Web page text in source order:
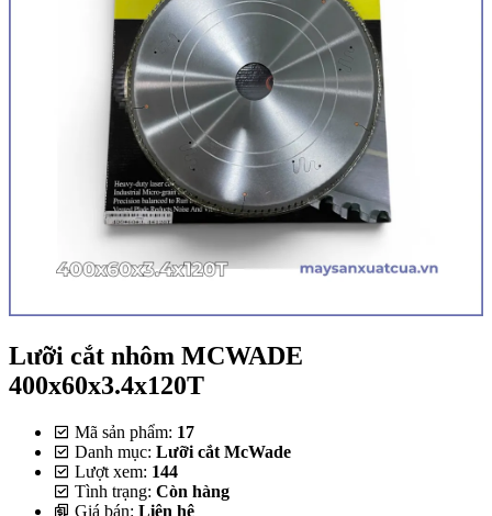
Lưỡi cắt nhôm MCWADE
400x60x3.4x120T
Mã sản phẩm: 17
Danh mục: Lưỡi cắt McWade
Lượt xem: 144
Tình trạng: Còn hàng
Giá bán: Liên hệ